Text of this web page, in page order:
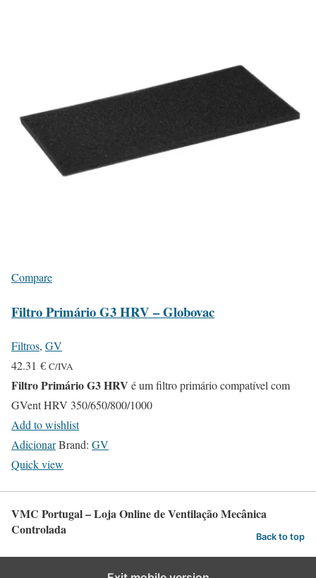
Compare
Filtro Primário G3 HRV – Globovac
Filtros, GV
42.31 € C/IVA
Filtro Primário G3 HRV é um filtro primário compatível com
GVent HRV 350/650/800/1000
Add to wishlist
AdicionarBrand: GV
Quick view
VMC Portugal – Loja Online de Ventilação Mecânica
Controlada
Back to top